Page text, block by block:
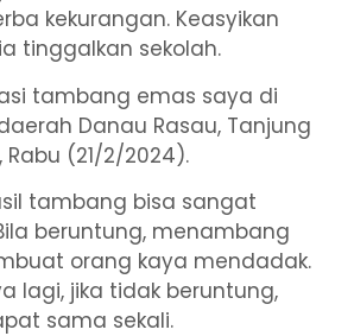
kekurangan. Keasyikan
tinggalkan sekolah.
tambang emas saya di
Danau Rasau, Tanjung
Rabu (21/2/2024).
tambang bisa sangat
beruntung, menambang
orang kaya mendadak.
lagi, jika tidak beruntung,
sama sekali.